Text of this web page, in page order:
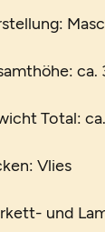
ca.
Total:
Vlies
und